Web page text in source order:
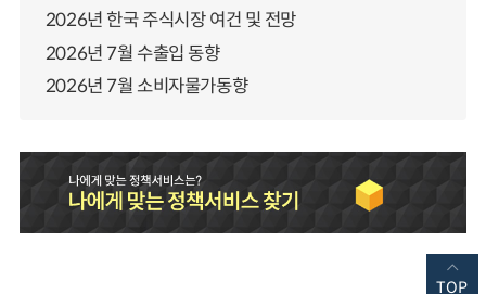
2026년 한국 주식시장 여건 및 전망
2026년 7월 수출입 동향
2026년 7월 소비자물가동향
TOP